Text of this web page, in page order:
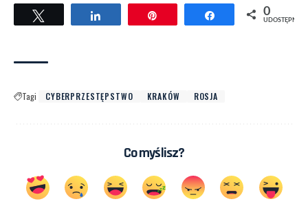
Udostępnij Udostępnij
0
UDOSTĘPNIEŃ
Tagi CYBERPRZESTĘPSTWO KRAKÓW ROSJA
Co myślisz?